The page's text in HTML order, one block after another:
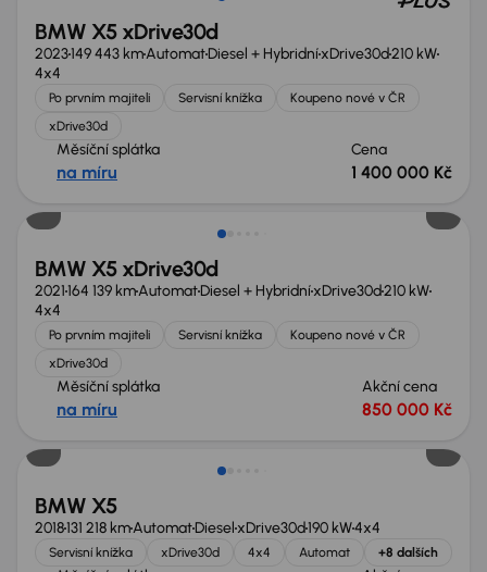
BMW X5 xDrive30d
2023149 443 kmAutomatDiesel + HybridníxDrive30d210 kW
4x4
Po prvním majiteli Servisní knížka
Koupeno nové v ČR
xDrive30d
Měsíční splátka
na míru
Cena
1 400 000 Kč
Nově v nabídce
BMW X5 xDrive30d
2021164 139 kmAutomatDiesel + HybridníxDrive30d210 kW
4x4
Po prvním majiteli Servisní knížka
Koupeno nové v ČR
xDrive30d
Měsíční splátka
na míru
Akční cena
850 000 Kč
BMW X5
2018131 218 kmAutomatDiesel xDrive30d190 kW4x4
Servisní knížka xDrive30d 4x4 Automat +8 dalších